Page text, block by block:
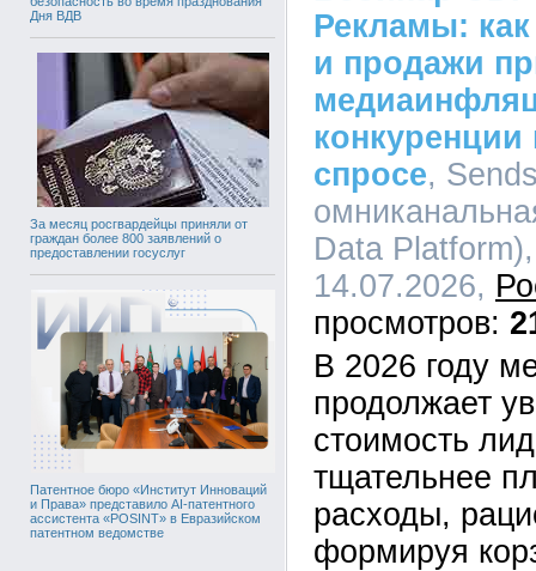
Дня ВДВ
За месяц росгвардейцы приняли от
граждан более 800 заявлений о
предоставлении госуслуг
Патентное бюро «Институт Инноваций
и Права» представило AI-патентного
ассистента «POSINT» в Евразийском
патентном ведомстве
Рекламы:
и продажи
спросе,
Data
14.07.2026,
В 2026 году
продолжает
стоимость
тщательнее
расходы,
формируя